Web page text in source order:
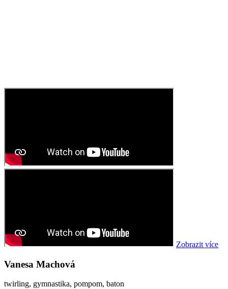
Zobrazit více
Vanesa Machová
twirling, gymnastika, pompom, baton